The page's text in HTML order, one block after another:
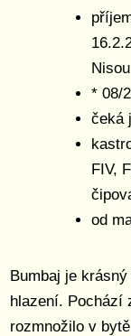
Bumbaj je
hlazení. Pochází
rozmnožilo v
Nisou
* 08/
čeká
FIV,
od